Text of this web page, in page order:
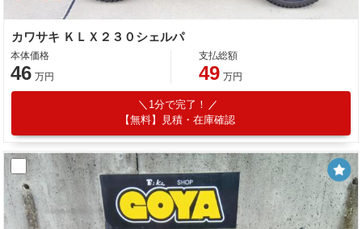
カワサキ ＫＬＸ２３０シェルパ
本体価格
46 万円
支払総額
49 万円
1分で完了！
【無料】見積・在庫確認